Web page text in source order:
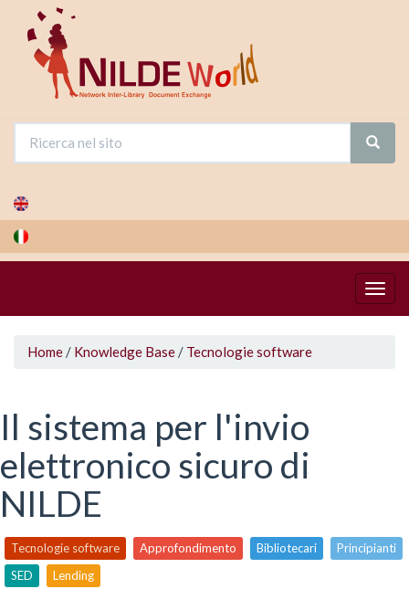
contenuto
principale
Tu
qui
Home / Knowledge Base / Tecnologie software
Il sistema per l'invio
elettronico sicuro di
NILDE
Tecnologie software Approfondimento Bibliotecari
Principianti
SED
Lending